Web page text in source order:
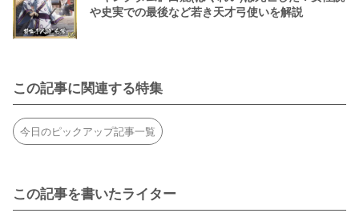
や史実での最後など若き天才弓使いを解説
この記事に関連する特集
今日のピックアップ記事一覧
この記事を書いたライター